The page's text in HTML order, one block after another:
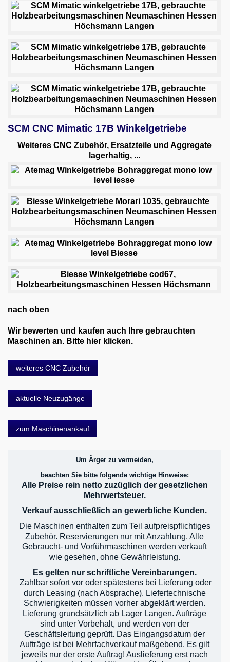
SCM CNC Mimatic 17B Winkelgetriebe
Weiteres CNC Zubehör, Ersatzteile und Aggregate
lagerhaltig, ...
nach oben
Wir bewerten und kaufen auch Ihre gebrauchten
Maschinen an. Bitte hier klicken.
weiteres CNC Zubehör
aktuelle Neuzugänge
zum Maschinenankauf
Um Ärger zu vermeiden,
beachten Sie bitte folgende wichtige Hinweise:
Alle Preise rein netto zuzüglich der gesetzlichen
Mehrwertsteuer.
Verkauf ausschließlich an gewerbliche Kunden.
Die Maschinen enthalten zum Teil aufpreispflichtiges
Zubehör. Reservierungen nur mit Anzahlung. Alle
Gebraucht- und Vorführmaschinen werden verkauft
wie gesehen, ohne Gewährleistung.
Es gelten nur schriftliche Vereinbarungen.
Zahlbar sofort vor oder spätestens bei Lieferung oder
durch Leasing (nach Absprache). Liefertechnische
Schwierigkeiten müssen vorher abgeklärt werden.
Lieferung grundsätzlich ab Lager Langen. Aufträge
sind unter Vorbehalt, und werden von der
Geschäftsleitung geprüft. Das Eingangsdatum der
Aufträge ist bei Mehrfachverkauf maßgebend. Es gilt
jeweils nur der erste Auftrag! Auslieferung erst nach